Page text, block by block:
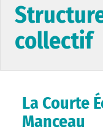
collectif
La Courte
Manceau